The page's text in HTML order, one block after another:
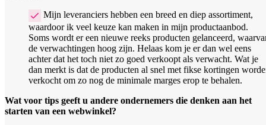
Mijn leveranciers hebben een breed en diep assortiment,
waardoor ik veel keuze kan maken in mijn productaanbod.
Soms wordt er een nieuwe reeks producten gelanceerd,
de verwachtingen hoog zijn. Helaas kom je er dan wel eens
achter dat het toch niet zo goed verkoopt als verwacht. Wat je
dan merkt is dat de producten al snel met fikse kortingen
verkocht om zo nog de minimale marges erop te behalen.
Wat voor tips geeft u andere ondernemers die denken aan het
starten van een webwinkel?